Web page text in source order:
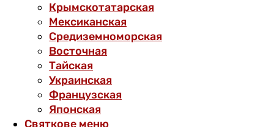
Крымскотатарская
Мексиканская
Средиземноморская
Восточная
Тайская
Украинская
Французская
Японская
Святкове меню